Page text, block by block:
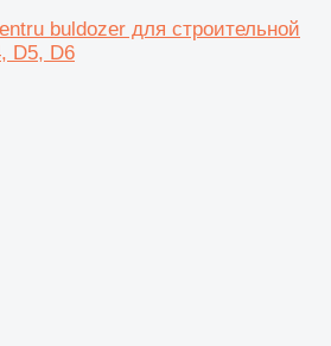
buldozer для строительной
D5, D6